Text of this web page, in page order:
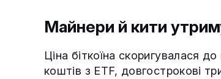
Майнери й кити
Ціна біткоїна скоригувалася
коштів з ETF, довгострокові